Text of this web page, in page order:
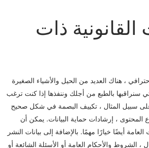
ذات
، هناك العديد من الحيل والأشياء الصغيرة
سنراقبها بالطبع من أجلك وننفذها إذا كنت ترغب
سبيل المثال ، تكييف البصمة في شكل صحيح
المحتوى ، إرشادات حماية البيانات. يمكن أن
أيضًا خيارًا مهمًا. بالإضافة إلى بيانات النشر
، الشروط والأحكام العامة أو الأسئلة الشائعة أو